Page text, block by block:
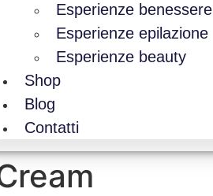
Esperienze benessere
Esperienze epilazione
Esperienze beauty
Shop
Blog
Contatti